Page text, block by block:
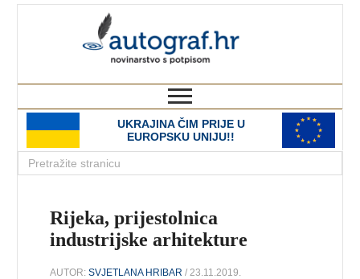
UKRAJINA ČIM PRIJE U
EUROPSKU UNIJU!!
Rijeka, prijestolnica
industrijske arhitekture
AUTOR:SVJETLANA HRIBAR / 23.11.2019.